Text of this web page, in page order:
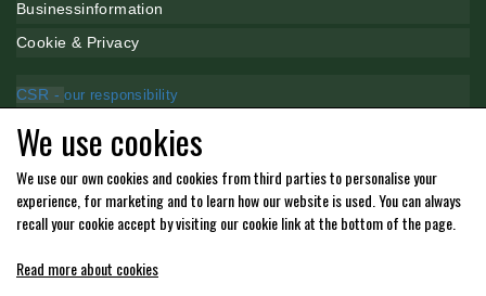
WAHLSTEN
WALDHAUSEN
Businessinformation
Cookie & Privacy
CSR -our responsibility
Payment methods
We use cookies
We use our own cookies and cookies from third parties to personalise your
experience, for marketing and to learn how our website is used. You can always
recall your cookie accept by visiting our cookie link at the bottom of the page.
Read more about cookies